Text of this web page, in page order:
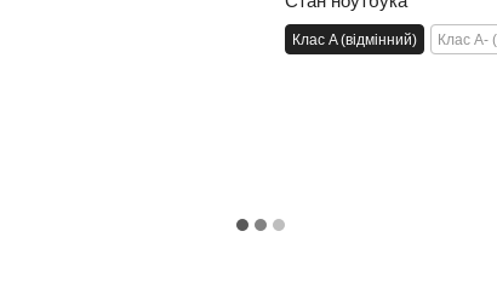
Клас A (відмінний) Клас A-